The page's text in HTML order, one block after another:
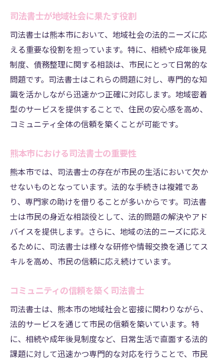
地域の法的問題を解決する手法
熊本市における法的支援の現状
地域住民のニーズに応える方法
信頼関係を築くための取り組み
地域社会との連携の重要性
熊本市の司法書士が提供する安心感と信頼のサ
ービス
安心感を与えるサービスの特徴
信頼される司法書士になるために
安心と信頼を築くためのアプローチ
司法書士としてのサービス向上
信頼性の高い法的サービスの提供
司法書士が熊本市で開く新たな展望と可能性
司法書士の新たな挑戦
熊本市での成長機会
新たな法的支援の可能性
熊本市で司法書士が市民の安心を支える方法
司法書士が地域社会に果たす役割
司法書士は熊本市において、地域社会の法的ニーズに応
える重要な役割を担っています。特に、相続や成年後見
制度、債務整理に関する相談は、市民にとって日常的な
問題です。司法書士はこれらの問題に対し、専門的な知
識を活かしながら迅速かつ正確に対応します。地域密着
型のサービスを提供することで、住民の安心感を高め、
コミュニティ全体の信頼を築くことが可能です。
熊本市における司法書士の重要性
熊本市では、司法書士の存在が市民の生活において欠か
せないものとなっています。法的な手続きは複雑であ
り、専門家の助けを借りることが多いからです。司法書
士は市民の身近な相談役として、法的問題の解決やアド
バイスを提供します。さらに、地域の法的ニーズに応え
るために、司法書士は様々な研修や情報交換を通じてス
キルを高め、市民の信頼に応え続けています。
コミュニティの信頼を築く司法書士
司法書士は、熊本市の地域社会と密接に関わりながら、
法的サービスを通じて市民の信頼を築いています。特
に、相続や成年後見制度など、日常生活で直面する法的
課題に対して迅速かつ専門的な対応を行うことで、市民